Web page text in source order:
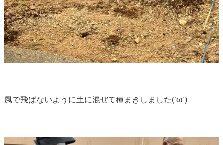
風で飛ばないように土に混ぜて種まきしました(‘ω’)